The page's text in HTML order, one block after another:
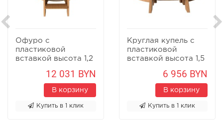
Офуро с
пластиковой
вставкой высота 1,2
12 031 BYN
В корзину
Купить в 1 клик
Круглая купель с
пластиковой
вставкой высота 1,5
6 956 BYN
В корзину
Купить в 1 клик